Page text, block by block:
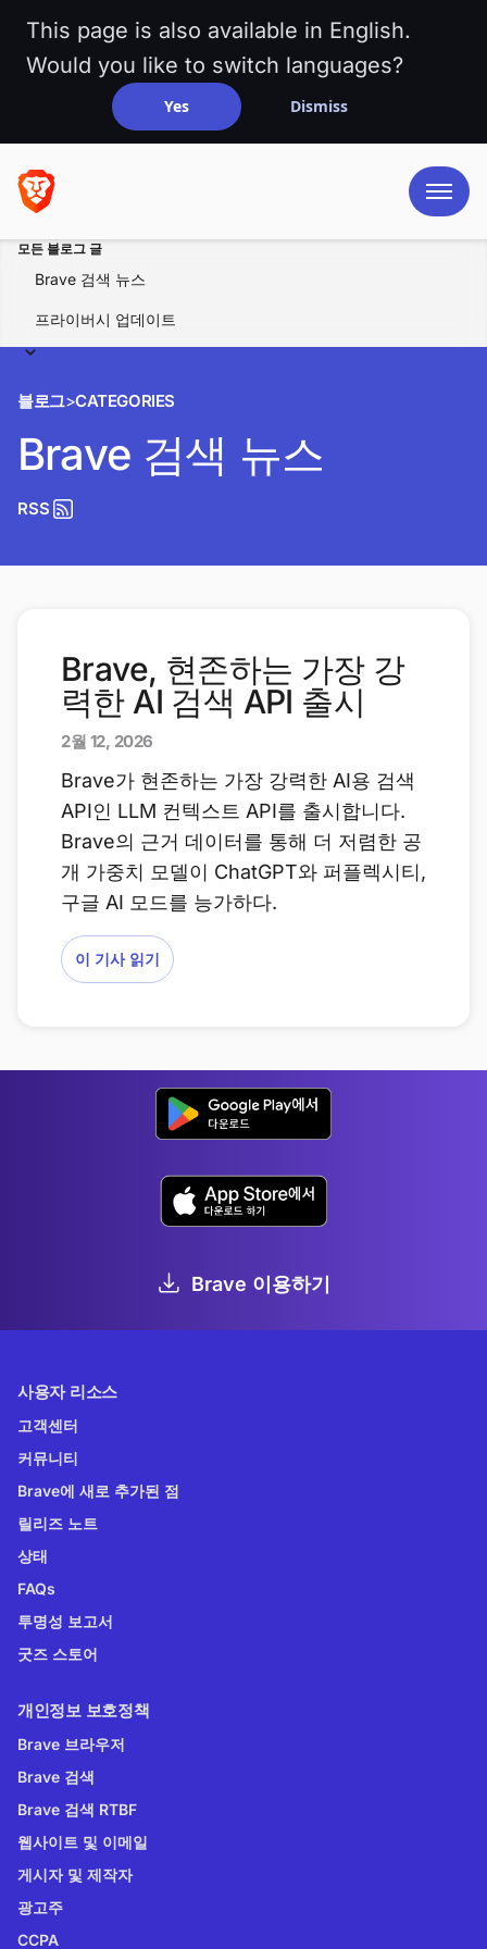
This page is also available in English.
Would you like to switch languages?
Yes Dismiss
모든 블로그 글
Brave 검색 뉴스
프라이버시 업데이트
블로그>CATEGORIES
Brave 검색 뉴스
RSS
Brave, 현존하는 가장 강
력한 AI 검색 API 출시
2월 12, 2026
Brave가 현존하는 가장 강력한 AI용 검색
API인 LLM 컨텍스트 API를 출시합니다.
Brave의 근거 데이터를 통해 더 저렴한 공
개 가중치 모델이 ChatGPT와 퍼플렉시티,
구글 AI 모드를 능가하다.
이 기사 읽기
Brave 이용하기
사용자 리소스
고객센터
커뮤니티
Brave에 새로 추가된 점
릴리즈 노트
상태
FAQs
투명성 보고서
굿즈 스토어
개인정보 보호정책
Brave 브라우저
Brave 검색
Brave 검색 RTBF
웹사이트 및 이메일
게시자 및 제작자
광고주
CCPA